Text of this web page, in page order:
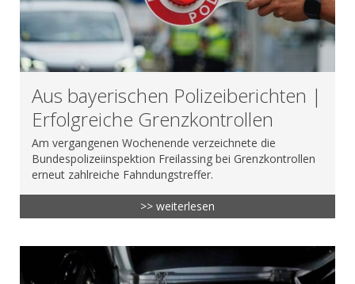
Aus bayerischen Polizeiberichten |
Erfolgreiche Grenzkontrollen
Am vergangenen Wochenende verzeichnete die
Bundespolizeiinspektion Freilassing bei Grenzkontrollen
erneut zahlreiche Fahndungstreffer.
>> weiterlesen